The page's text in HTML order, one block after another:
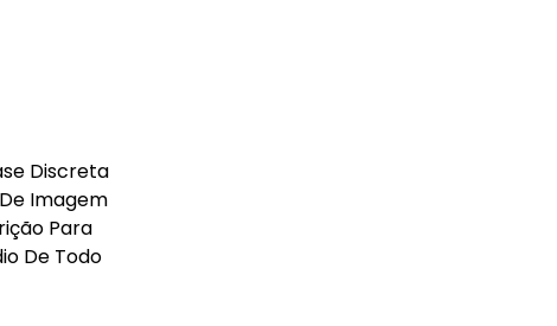
Discreta
Imagem
Para
De Todo